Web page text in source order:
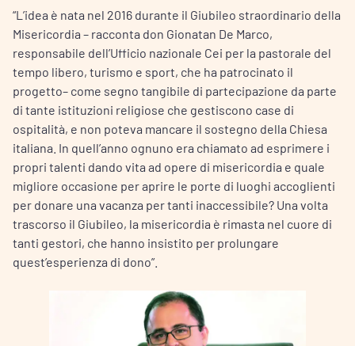
“L’idea è nata nel 2016 durante il Giubileo straordinario della
Misericordia – racconta don Gionatan De Marco,
responsabile dell’Ufficio nazionale Cei per la pastorale del
tempo libero, turismo e sport, che ha patrocinato il
progetto– come segno tangibile di partecipazione da parte
di tante istituzioni religiose che gestiscono case di
ospitalità, e non poteva mancare il sostegno della Chiesa
italiana. In quell’anno ognuno era chiamato ad esprimere i
propri talenti dando vita ad opere di misericordia e quale
migliore occasione per aprire le porte di luoghi accoglienti
per donare una vacanza per tanti inaccessibile? Una volta
trascorso il Giubileo, la misericordia è rimasta nel cuore di
tanti gestori, che hanno insistito per prolungare
quest’esperienza di dono”.